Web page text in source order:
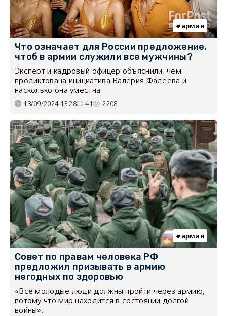
армия
Что означает для России предложение,
чтоб в армии служили все мужчины?
Эксперт и кадровый офицер объяснили, чем
продиктована инициатива Валерия Фадеева и
насколько она уместна.
13/09/2024 13:28 41 2208
армия
Совет по правам человека РФ
предложил призывать в армию
негодных по здоровью
«Все молодые люди должны пройти через армию,
потому что мир находится в состоянии долгой
войны».